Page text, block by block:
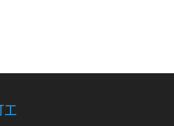
工